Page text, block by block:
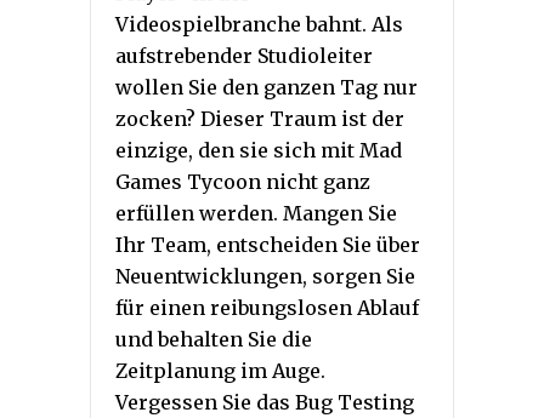
Videospielbranche bahnt. Als
aufstrebender Studioleiter
wollen Sie den ganzen Tag nur
zocken? Dieser Traum ist der
einzige, den sie sich mit Mad
Games Tycoon nicht ganz
erfüllen werden. Mangen Sie
Ihr Team, entscheiden Sie über
Neuentwicklungen, sorgen Sie
für einen reibungslosen Ablauf
und behalten Sie die
Zeitplanung im Auge.
Vergessen Sie das Bug Testing